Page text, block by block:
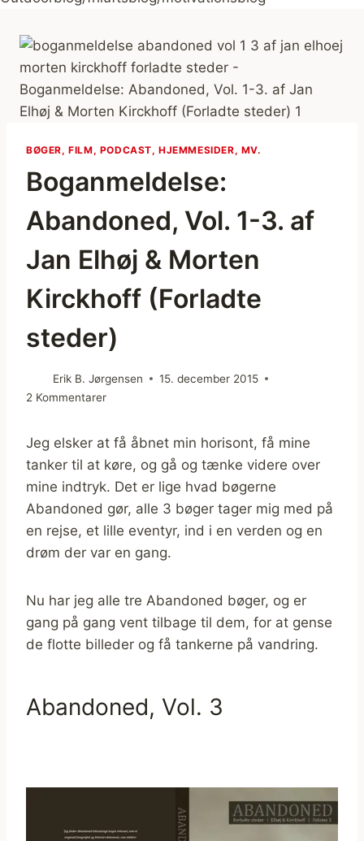
BØGER, FILM, PODCAST, HJEMMESIDER, MV.
Boganmeldelse:
Abandoned, Vol. 1-3. af
Jan Elhøj & Morten
Kirckhoff (Forladte
steder)
Erik B. Jørgensen
15. december 2015
2 Kommentarer
Jeg elsker at få åbnet min horisont, få mine
tanker til at køre, og gå og tænke videre over
mine indtryk. Det er lige hvad bøgerne
Abandoned gør, alle 3 bøger tager mig med på
en rejse, et lille eventyr, ind i en verden og en
drøm der var en gang.
Nu har jeg alle tre Abandoned bøger, og er
gang på gang vent tilbage til dem, for at gense
de flotte billeder og få tankerne på vandring.
Abandoned, Vol. 3